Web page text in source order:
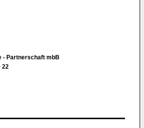
- Partnerschaft mbB
22